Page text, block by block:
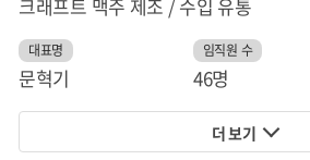
크래프트 맥주 제조 / 수입 유통
대표명
문혁기
임직원 수
46명
더 보기